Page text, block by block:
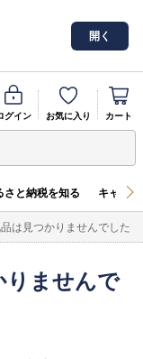
開く
グイン お気に入り カート
さと納税を知る キャン
は見つかりませんでした
りませんで